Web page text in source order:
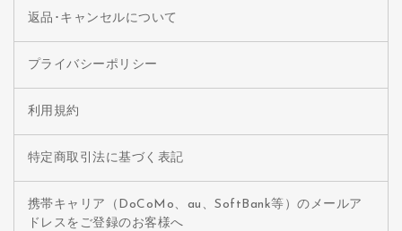
返品･キャンセルについて
プライバシーポリシー
利用規約
特定商取引法に基づく表記
携帯キャリア（DoCoMo、au、SoftBank等）のメールア
ドレスをご登録のお客様へ